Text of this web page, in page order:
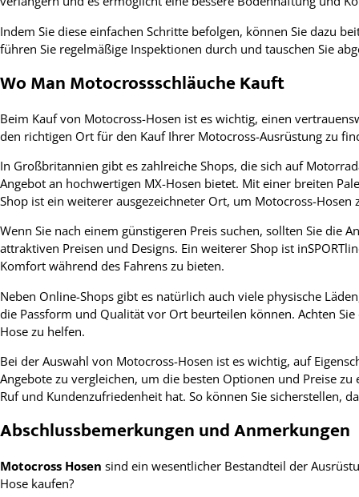
Indem Sie diese einfachen Schritte befolgen, können Sie dazu
führen Sie regelmäßige Inspektionen durch und tauschen Sie
Wo Man Motocrossschläuche Kauft
Beim Kauf von Motocross-Hosen ist es wichtig, einen
den richtigen Ort für den Kauf Ihrer Motocross-Ausrüstung zu
In Großbritannien gibt es zahlreiche Shops, die sich auf
Angebot an hochwertigen MX-Hosen bietet. Mit einer breiten
Shop ist ein weiterer ausgezeichneter Ort, um Motocross-
Wenn Sie nach einem günstigeren Preis suchen, sollten Sie die
attraktiven Preisen und Designs. Ein weiterer Shop ist
Komfort während des Fahrens zu bieten.
Neben Online-Shops gibt es natürlich auch viele physische
die Passform und Qualität vor Ort beurteilen können. Achten
Hose zu helfen.
Bei der Auswahl von Motocross-Hosen ist es wichtig, auf
Angebote zu vergleichen, um die besten Optionen und Preise
Ruf und Kundenzufriedenheit hat. So können Sie sicherstellen,
Abschlussbemerkungen und Anmerkungen
Motocross Hosen sind ein wesentlicher Bestandteil der
Hose kaufen?